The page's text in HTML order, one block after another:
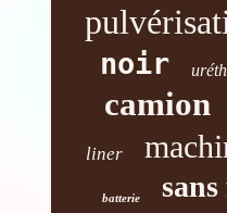
noir
camion
liner
batterie